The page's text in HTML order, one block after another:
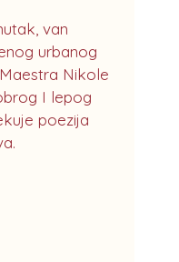
van
urbanog
Nikole
I lepog
poezija